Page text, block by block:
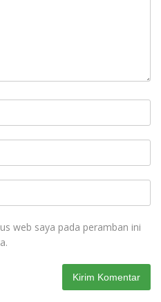
web saya pada peramban ini